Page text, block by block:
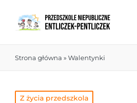
Strona główna »Walentynki
Z życia przedszkola